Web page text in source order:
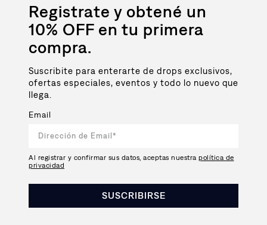
Registrate y obtené un
10% OFF en tu primera
compra.
Suscribite para enterarte de drops exclusivos,
ofertas especiales, eventos y todo lo nuevo que
llega.
Email
Al registrar y confirmar sus datos, aceptas nuestra política de
privacidad
SUSCRIBIRSE